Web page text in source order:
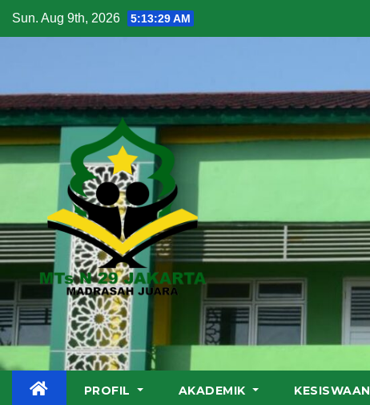
Skip
to
Sun. Aug 9th, 2026 5:13:30 AM
PROFIL AKADEMIK KESISWAAN